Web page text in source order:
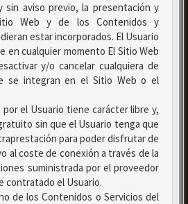
sin aviso previo, la presentación y
Web y de los Contenidos y
estar incorporados. El Usuario
en cualquier momento El Sitio Web
y/o cancelar cualquiera de
se integran en el Sitio Web o el
por el Usuario tiene carácter libre y,
sin que el Usuario tenga que
para poder disfrutar de
al coste de conexión a través de la
suministrada por el proveedor
contratado el Usuario.
de los Contenidos o Servicios del